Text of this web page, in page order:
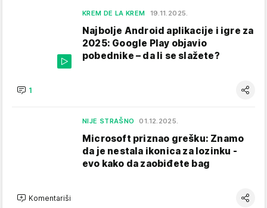
KREM DE LA KREM 19.11.2025.
Najbolje Android aplikacije i igre za
2025: Google Play objavio
pobednike – da li se slažete?
1
NIJE STRAŠNO 01.12.2025.
Microsoft priznao grešku: Znamo
da je nestala ikonica za lozinku -
evo kako da zaobiđete bag
Komentariši